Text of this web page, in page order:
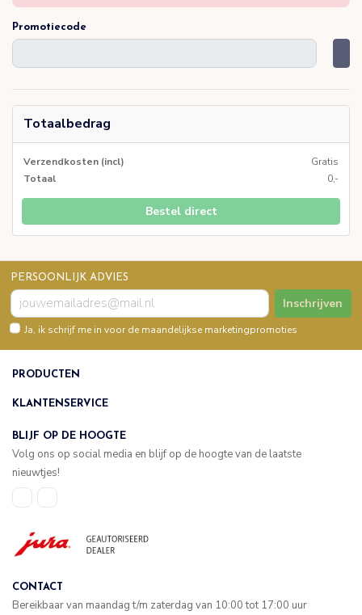
Promotiecode
Totaalbedrag
Verzendkosten (incl)
Gratis
Totaal
0,-
Bestel direct
PERSOONLIJK ADVIES
Inschrijven
Ja, ik schrijf me in voor de maandelijkse marketingpromoties
PRODUCTEN
KLANTENSERVICE
BLIJF OP DE HOOGTE
Volg ons op social media en blijf op de hoogte van de laatste
nieuwtjes!
CONTACT
Bereikbaar van maandag t/m zaterdag van 10:00 tot 17:00 uur